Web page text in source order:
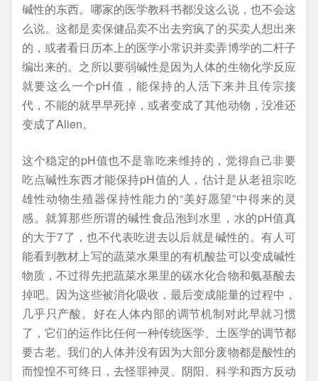
碱性的东西。哪家的医学教科书都没这么说，也不会这
么说。这都是卖保健品卖不出去穷疯了的买卖人想出来
的，或者看日历本上的医学小常识并卖弄博学的二杆子
编出来的。之所以要弱碱性是因为人体的生物化学反应
就要这么一个pH值，能保持的人活下来并且传宗接
代，不能的就早早死掉，或者变成了其他动物，没准还
变成了Alien。
这个稳定的pH值也不是靠吃来维持的，觉得自己非要
吃点碱性东西才能保持pH值的人，估计是从老祖宗吃
雄性动物生殖器保持性能力的“美好愿望”中得来的灵
感。就算那些所谓的碱性食品泡到水里，水的pH值真
的大于7了，也不代表吃进去以后就是碱性的。有人可
能看到教材上写的蔬菜水果里的有机酸盐可以变成碱性
物质，不过得先把蔬菜水果里的碳水化合物和氨基酸去
掉吧。因为这些被消化吸收，最后变成能量的过程中，
几乎只产酸。好在人体内部的调节机制对此早就习惯
了，它们的运作比任何一种传统医学、土医学的调节都
要古老。我们的人体并没有因为大部分废物都是酸性的
而惶惶不可终日，去怪罪神灵、阴阳、科学和西方反动